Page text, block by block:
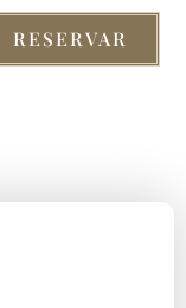
RESERVAR
RESERVAR